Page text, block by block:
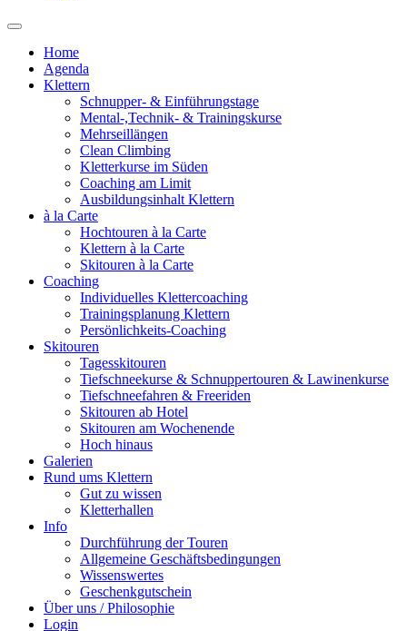
Home
Agenda
Klettern
Schnupper- & Einführungstage
Mental-,Technik- & Trainingskurse
Mehrseillängen
Clean Climbing
Kletterkurse im Süden
Coaching am Limit
Ausbildungsinhalt Klettern
à la Carte
Hochtouren à la Carte
Klettern à la Carte
Skitouren à la Carte
Coaching
Individuelles Klettercoaching
Trainingsplanung Klettern
Persönlichkeits-Coaching
Skitouren
Tagesskitouren
Tiefschneekurse & Schnuppertouren & Lawinenkurse
Tiefschneefahren & Freeriden
Skitouren ab Hotel
Skitouren am Wochenende
Hoch hinaus
Galerien
Rund ums Klettern
Gut zu wissen
Kletterhallen
Info
Durchführung der Touren
Allgemeine Geschäftsbedingungen
Wissenswertes
Geschenkgutschein
Über uns / Philosophie
Login